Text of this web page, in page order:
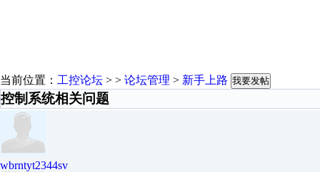
当前位置： 工控论坛 > > 论坛管理 > 新手上路 我要发帖
控制系统相关问题
wbrntyt2344sv